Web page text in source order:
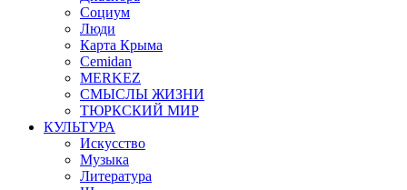
Социум
Люди
Карта Крыма
Cemidan
МERKEZ
СМЫСЛЫ ЖИЗНИ
ТЮРКСКИЙ МИР
КУЛЬТУРА
Искусство
Музыка
Литература